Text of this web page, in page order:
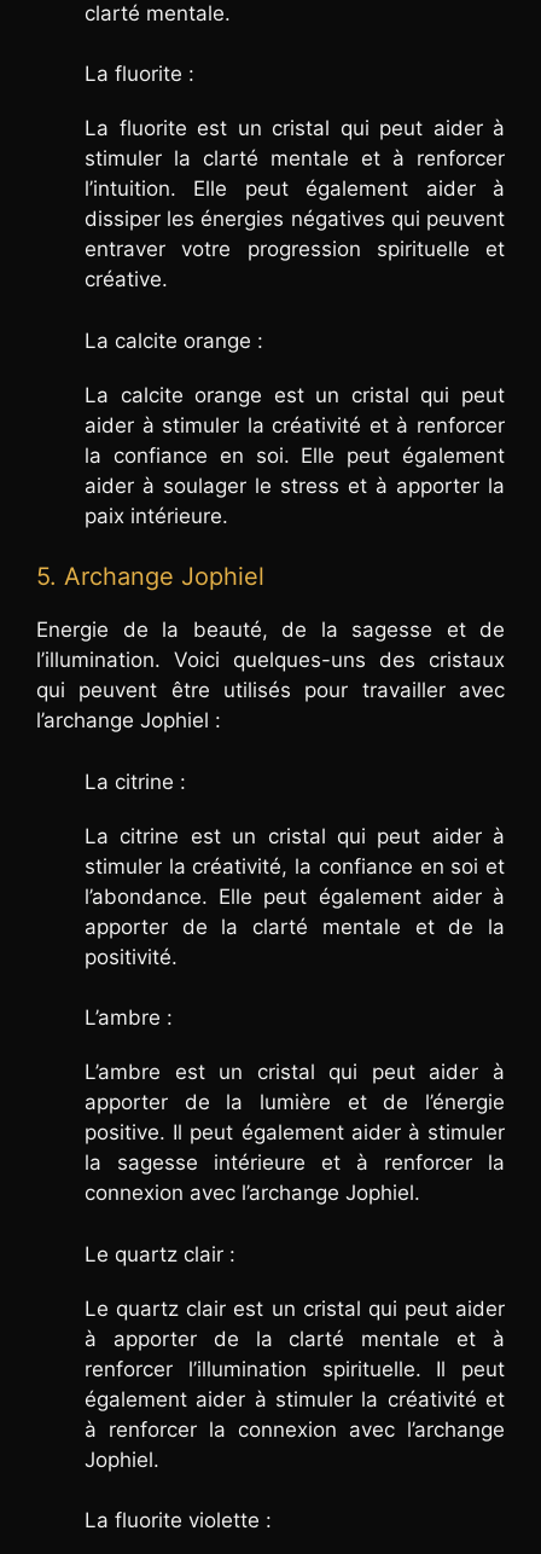
clarté mentale.
La fluorite :
La fluorite est un cristal qui peut aider à
stimuler la clarté mentale et à renforcer
l’intuition. Elle peut également aider à
dissiper les énergies négatives qui peuvent
entraver votre progression spirituelle et
créative.
La calcite orange :
La calcite orange est un cristal qui peut
aider à stimuler la créativité et à renforcer
la confiance en soi. Elle peut également
aider à soulager le stress et à apporter la
paix intérieure.
5. Archange Jophiel
Energie de la beauté, de la sagesse et de
l’illumination. Voici quelques-uns des cristaux
qui peuvent être utilisés pour travailler avec
l’archange Jophiel :
La citrine :
La citrine est un cristal qui peut aider à
stimuler la créativité, la confiance en soi et
l’abondance. Elle peut également aider à
apporter de la clarté mentale et de la
positivité.
L’ambre :
L’ambre est un cristal qui peut aider à
apporter de la lumière et de l’énergie
positive. Il peut également aider à stimuler
la sagesse intérieure et à renforcer la
connexion avec l’archange Jophiel.
Le quartz clair :
Le quartz clair est un cristal qui peut aider
à apporter de la clarté mentale et à
renforcer l’illumination spirituelle. Il peut
également aider à stimuler la créativité et
à renforcer la connexion avec l’archange
Jophiel.
La fluorite violette :